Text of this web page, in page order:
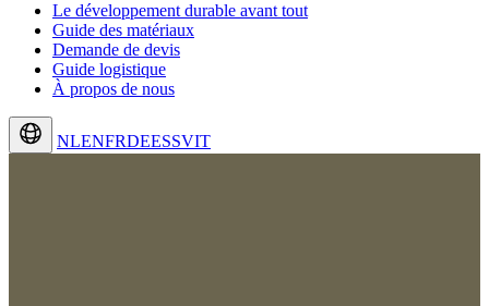
Le développement durable avant tout
Guide des matériaux
Demande de devis
Guide logistique
À propos de nous
NLENFRDEESSVIT